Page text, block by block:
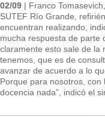
02/09 | Franco
SUTEF Río Grande,
encuentran realizando,
mucha respuesta de parte
claramente esto sale de la
tenemos, que es de
avanzar de acuerdo a lo
Porque para nosotros, con
docencia nada”, indicó el